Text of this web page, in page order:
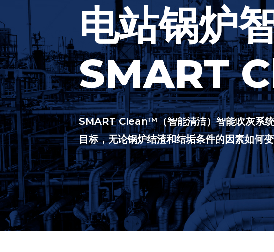
电站锅炉
SMART
SMART Clean™（智能清洁）智能吹灰系
目标，无论锅炉结渣和结垢条件的因素如何